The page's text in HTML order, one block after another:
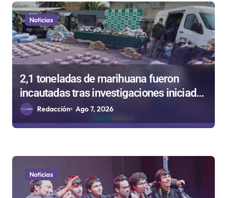
t
r
a
d
Noticias
2,1 toneladas de marihuana fueron
incautadas tras investigaciones iniciadas
en Antofagasta
Redacción Ago 7, 2026
Noticias